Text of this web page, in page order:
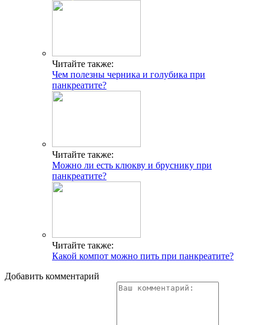
Читайте также:
Чем полезны черника и голубика при
панкреатите?
Читайте также:
Можно ли есть клюкву и бруснику при
панкреатите?
Читайте также:
Какой компот можно пить при панкреатите?
Добавить комментарий